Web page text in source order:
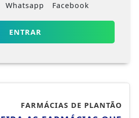
Whatsapp Facebook
ENTRAR
FARMÁCIAS DE PLANTÃO